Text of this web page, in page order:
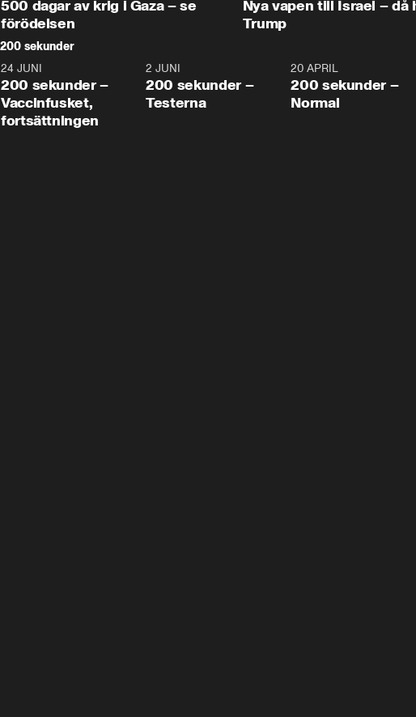
500 dagar av krig i Gaza – se
förödelsen
Nya vapen till Israel – då
Trump
200 sekunder
5:00
24 JUNI
200 sekunder –
Vaccinfusket,
fortsättningen
4:23
2 JUNI
200 sekunder –
Testerna
20 APRIL
200 sekunder –
Normal